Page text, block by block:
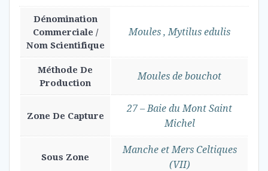
Dénomination
Commerciale /
Nom Scientifique
Moules , Mytilus edulis
Méthode De
Production
Moules de bouchot
Zone De Capture
27 – Baie du Mont Saint
Michel
Sous Zone
Manche et Mers Celtiques
(VII)